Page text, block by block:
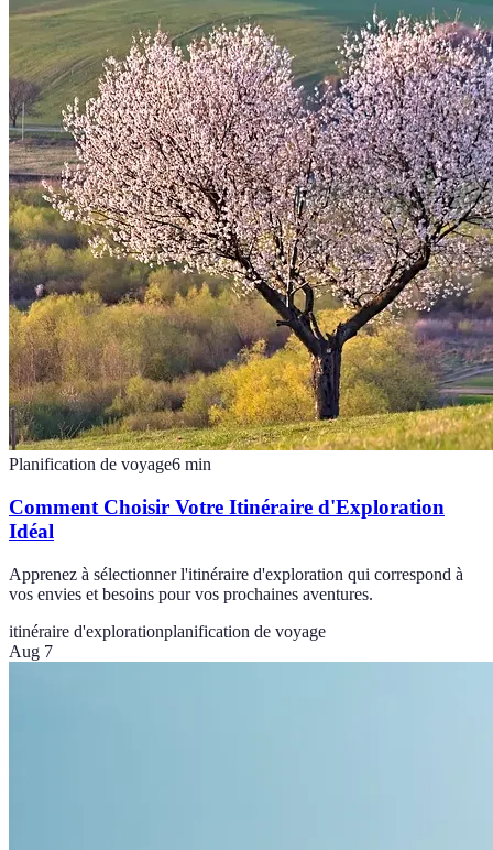
Planification de voyage6 min
Comment Choisir Votre Itinéraire d'Exploration
Idéal
Apprenez à sélectionner l'itinéraire d'exploration qui correspond à
vos envies et besoins pour vos prochaines aventures.
itinéraire d'explorationplanification de voyage
Aug 7